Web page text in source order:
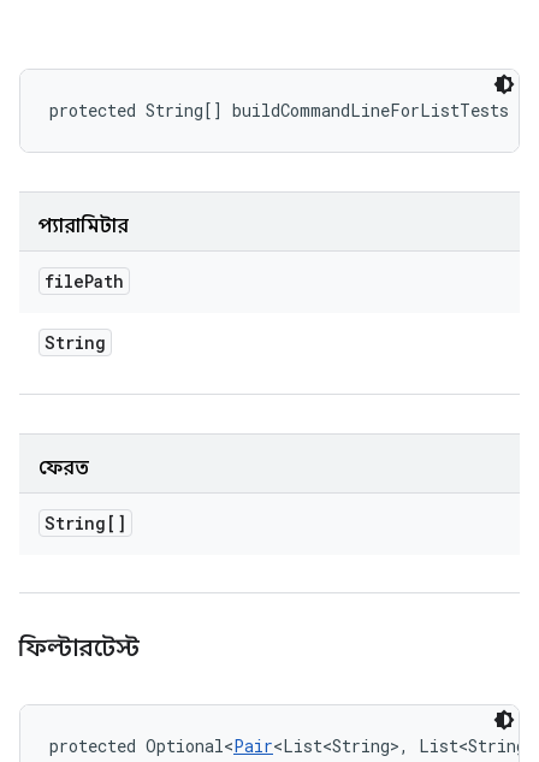
protected String[] buildCommandLineForListTests
প্যারামিটার
filePath
String
ফেরত
String[]
ফিল্টারটেস্ট
protected Optional<Pair<List<String>,